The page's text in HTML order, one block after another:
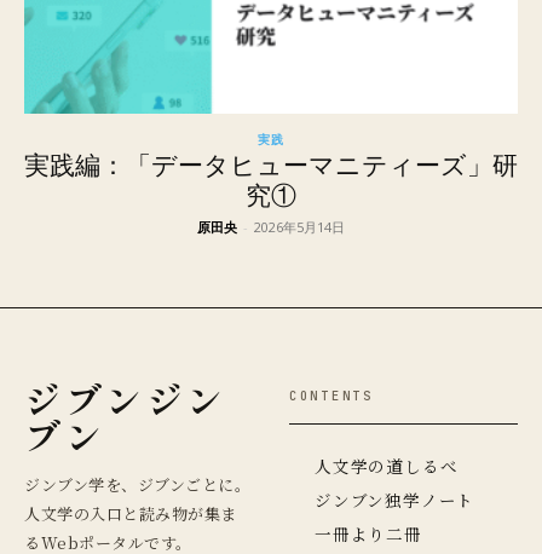
実践
実践編：「データヒューマニティーズ」研
究①
原田央 - 2026年5月14日
ジブンジン
ブン
ジンブン学を、ジブンごとに。
人文学の入口と読み物が集ま
るWebポータルです。
CONTENTS
人文学の道しるべ
ジンブン独学ノート
一冊より二冊